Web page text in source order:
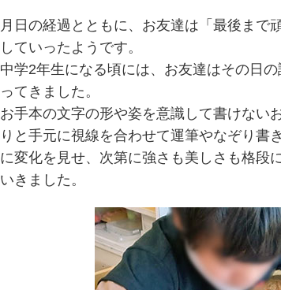
月日の経過とともに、お友達は「最後まで
していったようです。
中学2年生になる頃には、お友達はその日
ってきました。
お手本の文字の形や姿を意識して書けない
りと手元に視線を合わせて運筆やなぞり書
に変化を見せ、次第に強さも美しさも格段
いきました。